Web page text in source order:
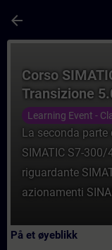
arrow_back
Corso
Transizione
superamento
Learning Event -
La seconda
SIMATIC S7-
riguardante
azionamenti
På et øyeblikk